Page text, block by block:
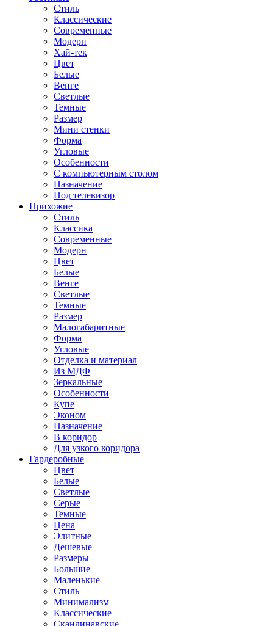
Стиль
Классические
Современные
Модерн
Хай-тек
Цвет
Белые
Венге
Светлые
Темные
Размер
Мини стенки
Форма
Угловые
Особенности
С компьютерным столом
Назначение
Под телевизор
Прихожие
Стиль
Классика
Современные
Модерн
Цвет
Белые
Венге
Светлые
Темные
Размер
Малогабаритные
Форма
Угловые
Отделка и материал
Из МДФ
Зеркальные
Особенности
Купе
Эконом
Назначение
В коридор
Для узкого коридора
Гардеробные
Цвет
Белые
Светлые
Серые
Темные
Цена
Элитные
Дешевые
Размеры
Большие
Маленькие
Стиль
Минимализм
Классические
Скандинавские